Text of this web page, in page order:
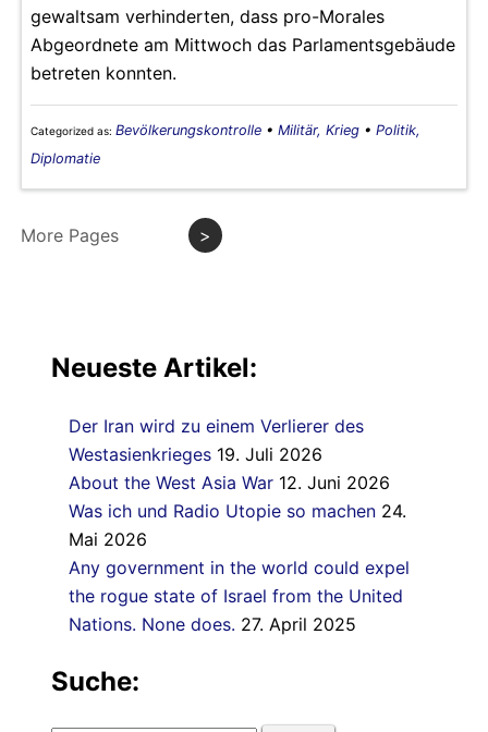
gewaltsam verhinderten, dass pro-Morales
Abgeordnete am Mittwoch das Parlamentsgebäude
betreten konnten.
Categorized as: Bevölkerungskontrolle • Militär, Krieg • Politik,
Diplomatie
More Pages >
Neueste Artikel:
Der Iran wird zu einem Verlierer des
Westasienkrieges 19. Juli 2026
About the West Asia War 12. Juni 2026
Was ich und Radio Utopie so machen 24.
Mai 2026
Any government in the world could expel
the rogue state of Israel from the United
Nations. None does. 27. April 2025
Suche: